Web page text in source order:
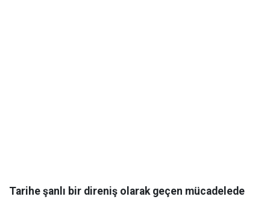
Tarihe şanlı bir direniş olarak geçen mücadelede